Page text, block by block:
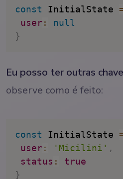
const InitialState
user :
null
}
Eu posso ter outras
observe como é feito:
const InitialState
user : 'Micilini' ,
status :
true
}